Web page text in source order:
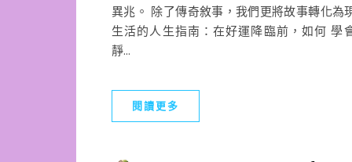
異兆。 除了傳奇敘事，我們更將故事轉化為
生活的人生指南：在好運降臨前，如何 學
靜...
閱讀更多